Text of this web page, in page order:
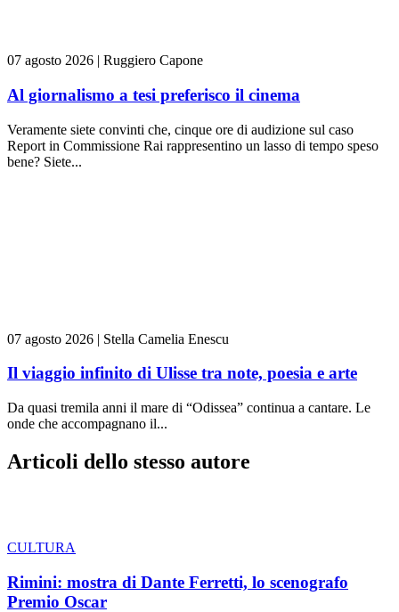
07 agosto 2026 | Ruggiero Capone
Al giornalismo a tesi preferisco il cinema
Veramente siete convinti che, cinque ore di audizione sul caso
Report in Commissione Rai rappresentino un lasso di tempo speso
bene? Siete...
07 agosto 2026 | Stella Camelia Enescu
Il viaggio infinito di Ulisse tra note, poesia e arte
Da quasi tremila anni il mare di “Odissea” continua a cantare. Le
onde che accompagnano il...
Articoli dello stesso autore
CULTURA
Rimini: mostra di Dante Ferretti, lo scenografo
Premio Oscar